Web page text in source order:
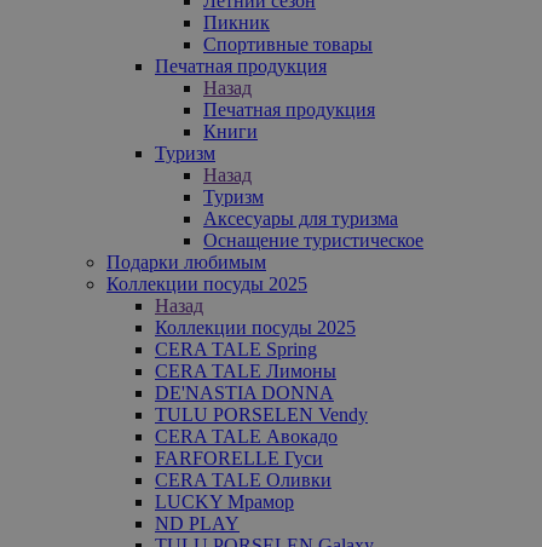
Пикник
Спортивные товары
Печатная продукция
Назад
Печатная продукция
Книги
Туризм
Назад
Туризм
Аксесуары для туризма
Оснащение туристическое
Подарки любимым
Коллекции посуды 2025
Назад
Коллекции посуды 2025
CERA TALE Spring
CERA TALE Лимоны
DE'NASTIA DONNA
TULU PORSELEN Vendy
CERA TALE Авокадо
FARFORELLE Гуси
CERA TALE Оливки
LUCKY Мрамор
ND PLAY